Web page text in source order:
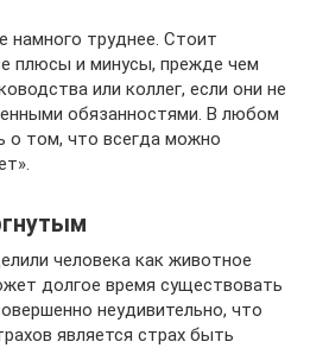
намного труднее. Стоит
плюсы и минусы, прежде чем
или коллег, если они не
обязанностями. В любом
о том, что всегда можно
человека как животное
долгое время существовать
неудивительно, что
является страх быть